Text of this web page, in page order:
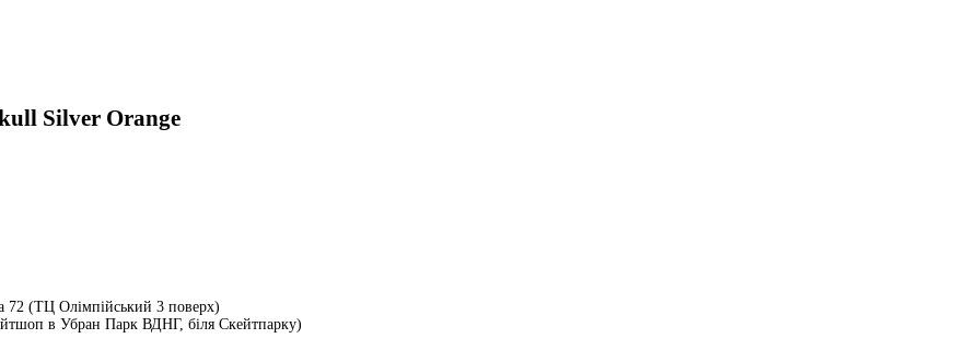
Silver Orange
72 (ТЦ Олімпійський 3 поверх)
в Убран Парк ВДНГ, біля Скейтпарку)